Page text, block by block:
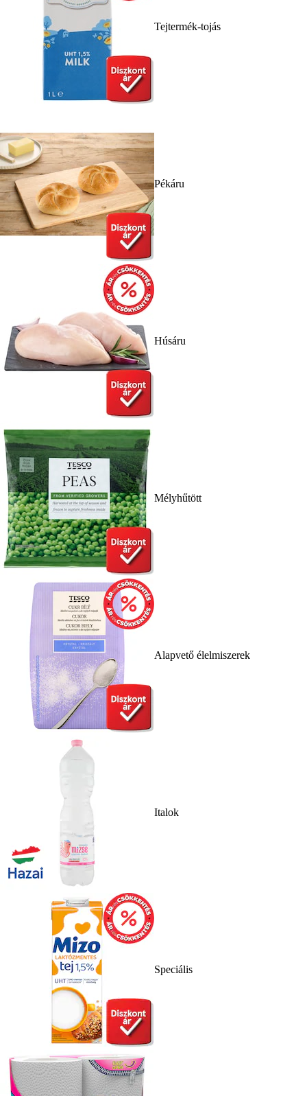
Tejtermék-tojás
Pékáru
Húsáru
Mélyhűtött
Alapvető élelmiszerek
Italok
Speciális